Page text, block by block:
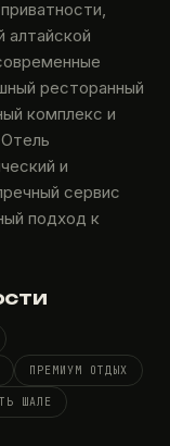
алтайской
ресторанный
комплекс и
и
сервис
подход к
ПРЕМИУМ ОТДЫХ
ШАЛЕ